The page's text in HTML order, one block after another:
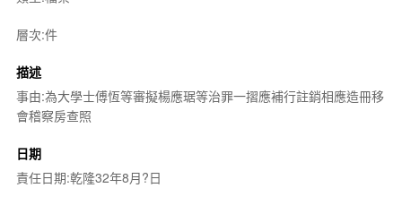
層次:件
描述
事由:為大學士傅恆等審擬楊應琚等治罪一摺應補行註銷相應造冊移
會稽察房查照
日期
責任日期:乾隆32年8月?日